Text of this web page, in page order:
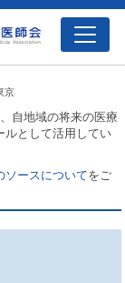
京
自地域の将来の医療
ルとして活用してい
ソースについてをご